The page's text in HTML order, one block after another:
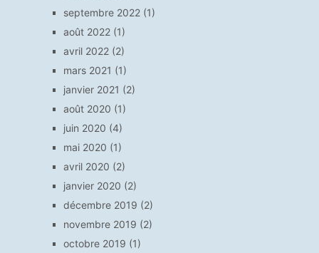
septembre 2022(1)
août 2022(1)
avril 2022(2)
mars 2021 (1)
janvier 2021 (2)
août 2020 (1)
juin 2020 (4)
mai 2020 (1)
avril 2020 (2)
janvier 2020 (2)
décembre 2019 (2)
novembre 2019 (2)
octobre 2019 (1)